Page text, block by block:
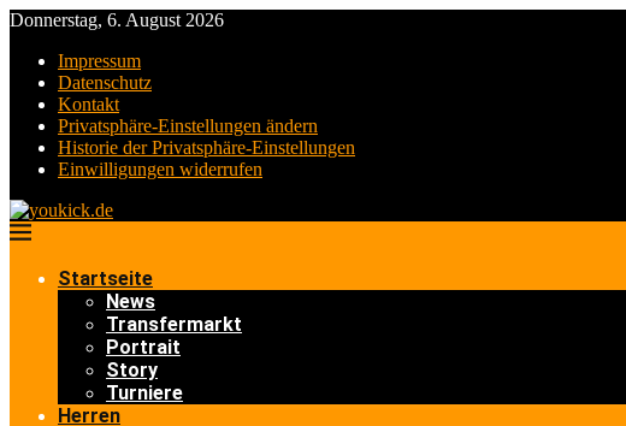
Donnerstag, 6. August 2026
Impressum
Datenschutz
Kontakt
Privatsphäre-Einstellungen ändern
Historie der Privatsphäre-Einstellungen
Einwilligungen widerrufen
Startseite
News
Transfermarkt
Portrait
Story
Turniere
Herren